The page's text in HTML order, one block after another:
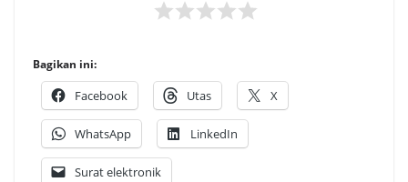
Bagikan ini:
Facebook Utas X
WhatsApp LinkedIn
Surat elektronik